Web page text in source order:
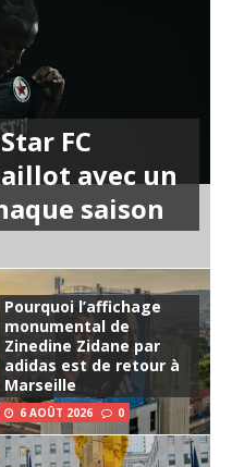
FC
avec un
saison
Pourquoi l’affichage
monumental de
Zinedine Zidane par
adidas est de retour à
Marseille
6 AOÛT 2026 0